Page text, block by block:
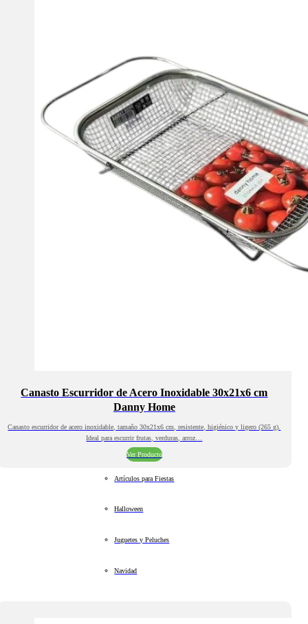
Canasto Escurridor de Acero Inoxidable 30x21x6 cm
Danny Home
Canasto escurridor de acero inoxidable, tamaño 30x21x6 cm, resistente, higiénico y ligero (265 g).
Ideal para escurrir frutas, verduras, arroz…
Ver Producto
Artículos para Fiestas
Halloween
Juguetes y Peluches
Navidad